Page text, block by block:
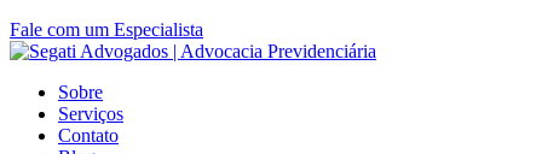
Fale com um Especialista
Sobre
Serviços
Contato